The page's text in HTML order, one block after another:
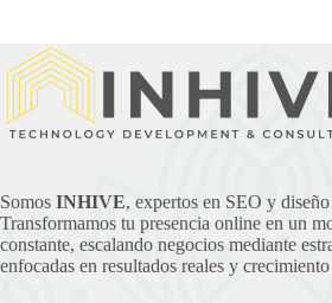
Somos INHIVE, expertos en SEO y
Transformamos tu presencia online en un
constante, escalando negocios mediante
enfocadas en resultados reales y